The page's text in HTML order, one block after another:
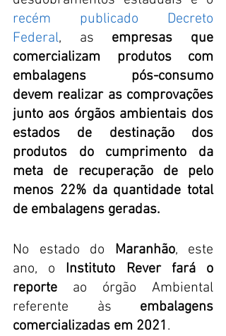
recém publicado Decreto
Federal, as empresas que
comercializam produtos com
embalagens pós-consumo
devem realizar as comprovações
junto aos órgãos ambientais dos
estados de destinação dos
produtos do cumprimento da
meta de recuperação de pelo
menos 22% da quantidade total
de embalagens geradas.
No estado do Maranhão, este
ano, o Instituto Rever fará o
reporte ao órgão Ambiental
referente às embalagens
comercializadas em 2021 .